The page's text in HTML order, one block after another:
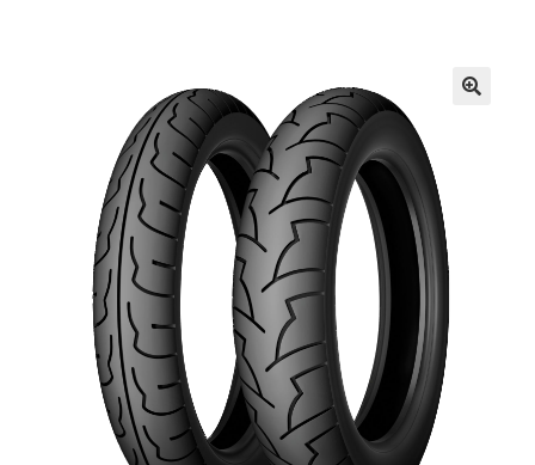
Expand
Kontakti